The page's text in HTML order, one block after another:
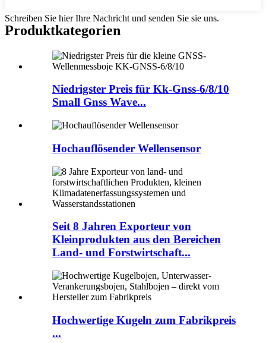
Schreiben Sie hier Ihre Nachricht und senden Sie sie uns.
Produktkategorien
Niedrigster Preis für Kk-Gnss-6/8/10
Small Gnss Wave...
Hochauflösender Wellensensor
Seit 8 Jahren Exporteur von
Kleinprodukten aus den Bereichen
Land- und Forstwirtschaft...
Hochwertige Kugeln zum Fabrikpreis
...